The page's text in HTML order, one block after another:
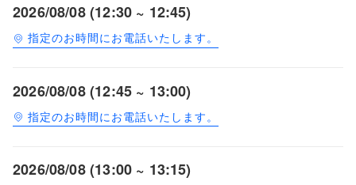
2026/08/08 (12:30 ~ 12:45)
指定のお時間にお電話いたします。
2026/08/08 (12:45 ~ 13:00)
指定のお時間にお電話いたします。
2026/08/08 (13:00 ~ 13:15)